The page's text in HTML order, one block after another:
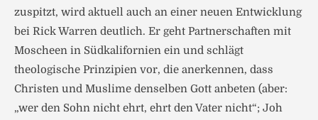
zuspitzt, wird aktuell auch an einer neuen Entwicklung
bei Rick Warren deutlich. Er geht Partnerschaften mit
Moscheen in Südkalifornien ein und schlägt
theologische Prinzipien vor, die anerkennen, dass
Christen und Muslime denselben Gott anbeten (aber:
„wer den Sohn nicht ehrt, ehrt den Vater nicht“; Joh